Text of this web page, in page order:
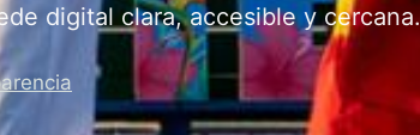
digital clara, accesible y cercana.